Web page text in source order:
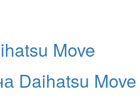
Move
Daihatsu Move